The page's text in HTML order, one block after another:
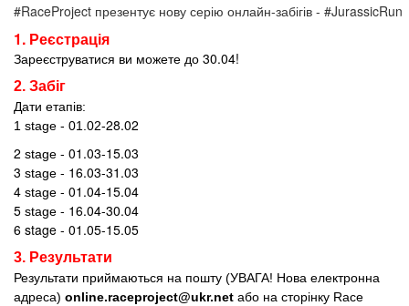
#RaceProject презентує нову серію онлайн-забігів - #JurassicRun
1. Реєстрація
Зареєструватися ви можете до 30.04!
2. Забіг
Дати етапів:
1 stage - 01.02-28.02
2 stage - 01.03-15.03
3 stage - 16.03-31.03
4 stage - 01.04-15.04
5 stage - 16.04-30.04
6 stage - 01.05-15.05
3. Результати
Результати приймаються на пошту (УВАГА! Нова електронна
адреса) online.raceproject@ukr.net або на сторінку Race